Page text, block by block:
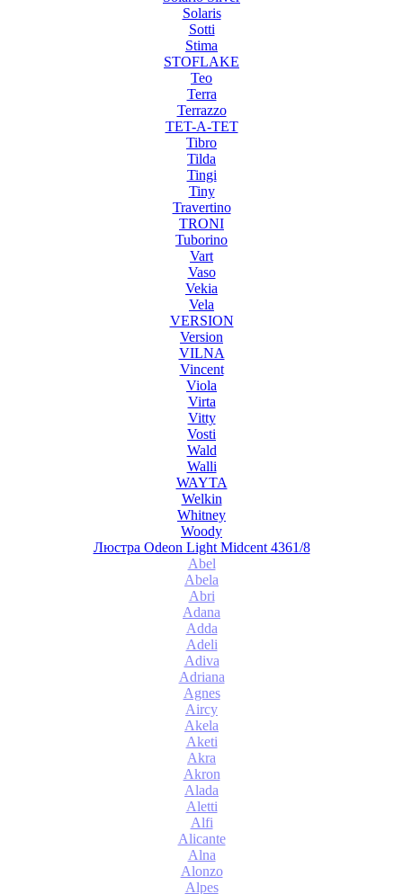
Solaris
Sotti
Stima
STOFLAKE
Teo
Terra
Terrazzo
TET-A-TET
Tibro
Tilda
Tingi
Tiny
Travertino
TRONI
Tuborino
Vart
Vaso
Vekia
Vela
VERSION
Version
VILNA
Vincent
Viola
Virta
Vitty
Vosti
Wald
Walli
WAYTA
Welkin
Whitney
Woody
Люстра Odeon Light Midcent 4361/8
Abel
Abela
Abri
Adana
Adda
Adeli
Adiva
Adriana
Agnes
Aircy
Akela
Aketi
Akra
Akron
Alada
Aletti
Alfi
Alicante
Alna
Alonzo
Alpes